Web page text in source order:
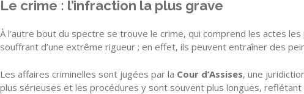
Le crime : l’infraction la plus grave
À l’autre bout du spectre se trouve le crime, qui comprend les actes
souffrant d’une extrême rigueur ; en effet, ils peuvent entraîner des
Les affaires criminelles sont jugées par la Cour d’Assises, une
plus sérieuses et les procédures y sont souvent plus longues, reflétant